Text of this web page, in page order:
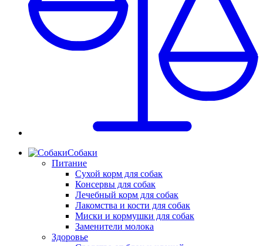
Собаки
Питание
Сухой корм для собак
Консервы для собак
Лечебный корм для собак
Лакомства и кости для собак
Миски и кормушки для собак
Заменители молока
Здоровье